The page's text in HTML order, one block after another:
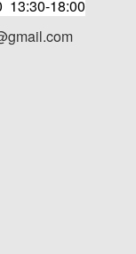
13:30-18:00